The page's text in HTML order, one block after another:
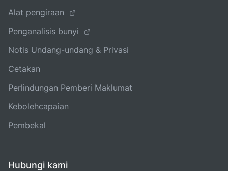
Alat pengiraan
Penganalisis bunyi
Notis Undang-undang & Privasi
Cetakan
Perlindungan Pemberi Maklumat
Kebolehcapaian
Pembekal
Hubungi kami